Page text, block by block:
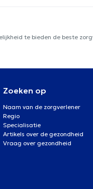
te bieden de beste
Zoeken op
Naam van de zorgverlener
Regio
Specialisatie
Artikels over de gezondheid
Vraag over gezondheid